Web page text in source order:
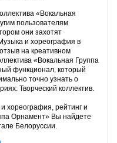
«Вокальная
пользователям
они захотят
и хореография в
на креативном
«Вокальная Группа
функционал, который
точно узнать о
Творческий коллектив.
хореография, рейтинг и
Орнамент» Вы найдете
Белоруссии.